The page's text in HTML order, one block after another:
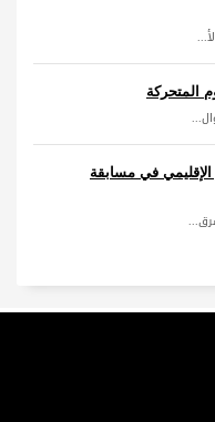
المتحركة
في مسابقة